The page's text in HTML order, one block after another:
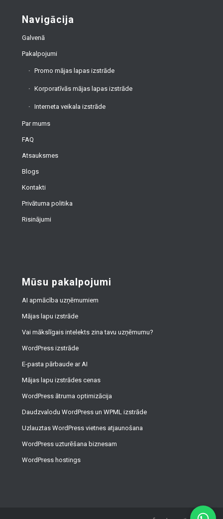
Navigācija
Galvenā
Pakalpojumi
Promo mājas lapas izstrāde
Korporatīvās mājas lapas izstrāde
Interneta veikala izstrāde
Par mums
FAQ
Atsauksmes
Blogs
Kontakti
Privātuma politika
Risinājumi
Mūsu pakalpojumi
AI apmācība uzņēmumiem
Mājas lapu izstrāde
Vai mākslīgais intelekts zina tavu uzņēmumu?
WordPress izstrāde
E-pasta pārbaude ar AI
Mājas lapu izstrādes cenas
WordPress ātruma optimizācija
Daudzvalodu WordPress un WPML izstrāde
Uzlauztas WordPress vietnes atjaunošana
WordPress uzturēšana biznesam
WordPress hostings